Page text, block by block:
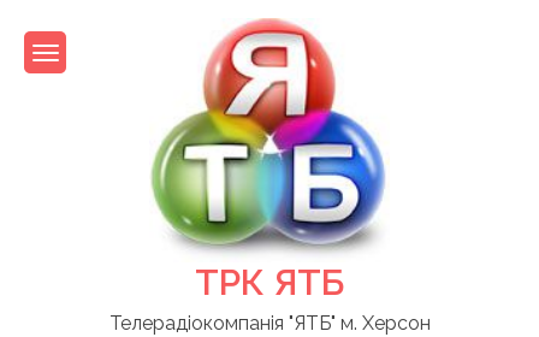
content
ТРК ЯТБ
Телерадіокомпанія "ЯТБ" м. Херсон